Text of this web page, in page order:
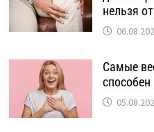
нельзя
Самые